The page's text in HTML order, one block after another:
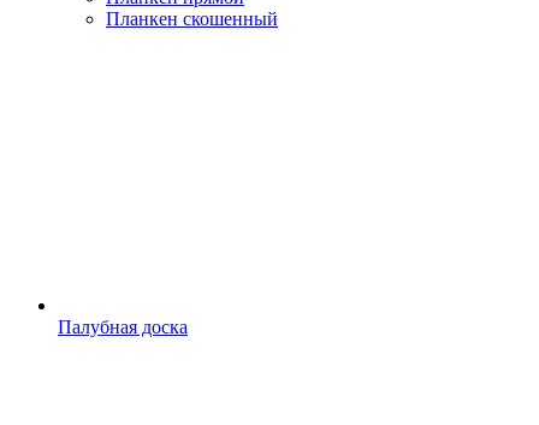
Планкен скошенный
Палубная доска